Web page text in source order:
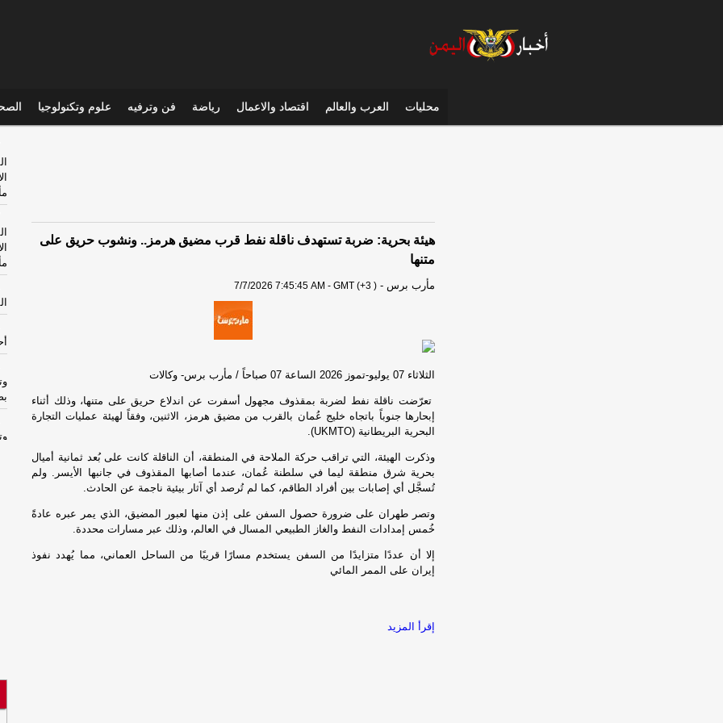
محليات العرب والعالم اقتصاد والاعمال رياضة فن وترفيه علوم وتكنولوجيا
هيئة بحرية: ضربة تستهدف ناقلة نفط قرب مضيق هرمز.. ونشوب حريق على
متنها
مأرب برس -
7/7/2026 7:45:45 AM - GMT (+3 )
الثلاثاء 07 يوليو-تموز 2026 الساعة 07 صباحاً / مأرب برس- وكالات
تعرّضت ناقلة نفط لضربة بمقذوف مجهول أسفرت عن اندلاع حريق على متنها، وذلك أثناء
إبحارها جنوباً باتجاه خليج عُمان بالقرب من مضيق هرمز، الاثنين، وفقاً لهيئة عمليات التجارة
البحرية البريطانية (UKMTO).
وذكرت الهيئة، التي تراقب حركة الملاحة في المنطقة، أن الناقلة كانت على بُعد ثمانية أميال
بحرية شرق منطقة ليما في سلطنة عُمان، عندما أصابها المقذوف في جانبها الأيسر. ولم
تُسجَّل أي إصابات بين أفراد الطاقم، كما لم تُرصد أي آثار بيئية ناجمة عن الحادث.
وتصر طهران على ضرورة حصول السفن على إذن منها لعبور المضيق، الذي يمر عبره عادةً
خُمس إمدادات النفط والغاز الطبيعي المسال في العالم، وذلك عبر مسارات محددة.
إلا أن عددًا متزايدًا من السفن يستخدم مسارًا قريبًا من الساحل العماني، مما يُهدد نفوذ
إيران على الممر المائي
إقرأ المزيد